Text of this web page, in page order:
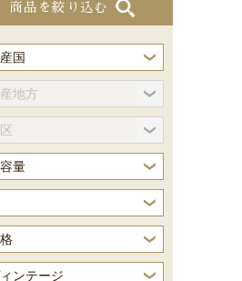
商品を絞り込む